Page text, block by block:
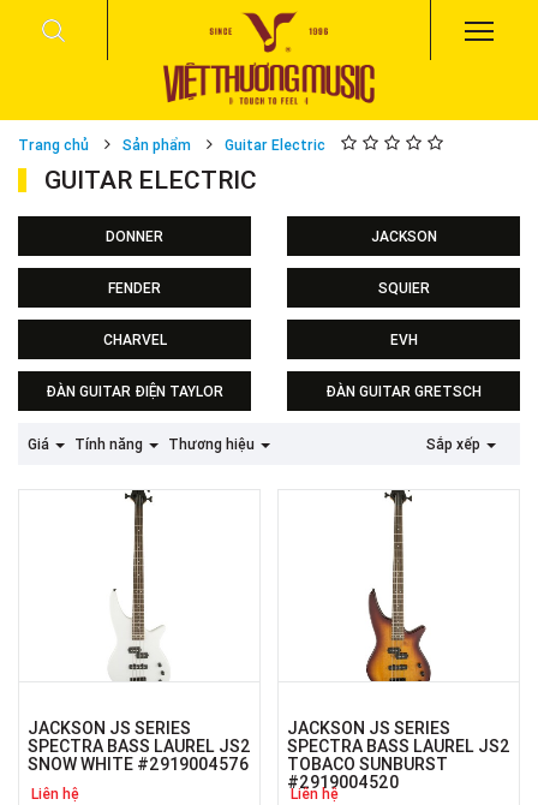
Trang chủ Sản phẩm Guitar Electric
GUITAR ELECTRIC
DONNER JACKSON
FENDER SQUIER
Squier Sonic series
CHARVEL EVH
ĐÀN GUITAR ĐIỆN TAYLOR ĐÀN GUITAR GRETSCH
Giá Tính năng Thương hiệu Sắp xếp
JACKSON JS SERIES
SPECTRA BASS LAUREL JS2
SNOW WHITE #2919004576
Liên hệ
JACKSON JS SERIES
SPECTRA BASS LAUREL JS2
TOBACO SUNBURST
#2919004520
Liên hệ